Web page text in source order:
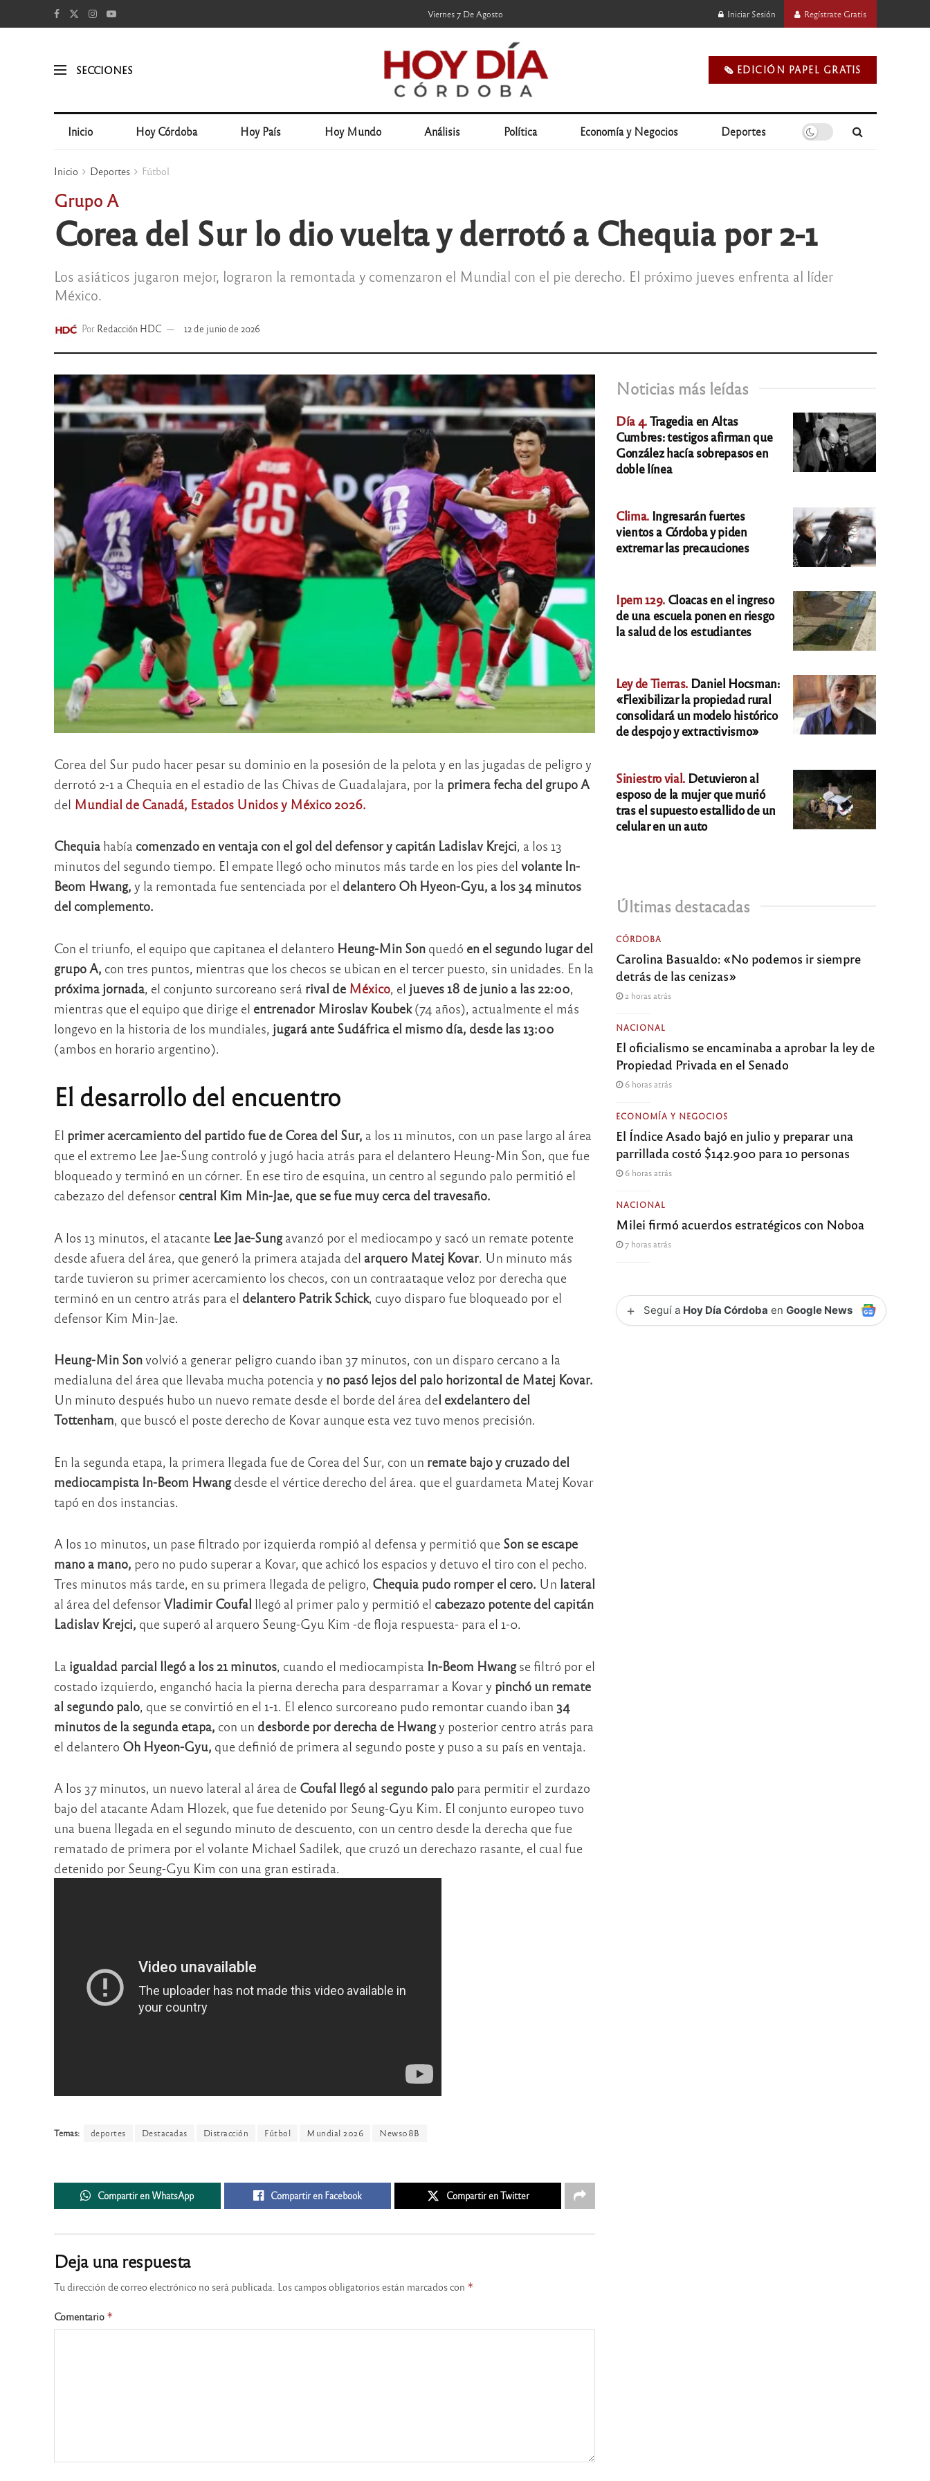
Viernes 7 De Agosto Iniciar Sesión Regístrate Gratis
SECCIONES 🗞️ EDICIÓN PAPEL GRATIS
Inicio Hoy Córdoba Hoy País Hoy Mundo Análisis Política Economía y Negocios Deportes
Inicio Deportes Fútbol
Grupo A
Corea del Sur lo dio vuelta y derrotó a Chequia por 2-1
Los asiáticos jugaron mejor, lograron la remontada y comenzaron el Mundial con el pie derecho. El próximo jueves enfrenta al líder
México.
Por Redacción HDC 12 de junio de 2026
Corea del Sur pudo hacer pesar su dominio en la posesión de la pelota y en las jugadas de peligro y
derrotó 2-1 a Chequia en el estadio de las Chivas de Guadalajara, por la primera fecha del grupo A
del Mundial de Canadá, Estados Unidos y México 2026.
Chequiahabía comenzado en ventaja con el gol del defensor y capitán Ladislav Krejci, a los 13
minutos del segundo tiempo. El empate llegó ocho minutos más tarde en los pies del volante In-
Beom Hwang, y la remontada fue sentenciada por el delantero Oh Hyeon-Gyu, a los 34 minutos
del complemento.
Con el triunfo, el equipo que capitanea el delantero Heung-Min Sonquedó en el segundo lugar del
grupo A, con tres puntos, mientras que los checos se ubican en el tercer puesto, sin unidades. En la
próxima jornada, el conjunto surcoreano será rival de México, el jueves 18 de junio a las 22:00,
mientras que el equipo que dirige el entrenador Miroslav Koubek(74 años), actualmente el más
longevo en la historia de los mundiales, jugará ante Sudáfrica el mismo día, desde las 13:00
(ambos en horario argentino).
El desarrollo del encuentro
El primer acercamiento del partido fue de Corea del Sur, a los 11 minutos, con un pase largo al área
que el extremo Lee Jae-Sung controló y jugó hacia atrás para el delantero Heung-Min Son, que fue
bloqueado y terminó en un córner. En ese tiro de esquina, un centro al segundo palo permitió el
cabezazo del defensor central Kim Min-Jae, que se fue muy cerca del travesaño.
A los 13 minutos, el atacante Lee Jae-Sungavanzó por el mediocampo y sacó un remate potente
desde afuera del área, que generó la primera atajada del arquero Matej Kovar. Un minuto más
tarde tuvieron su primer acercamiento los checos, con un contraataque veloz por derecha que
terminó en un centro atrás para el delantero Patrik Schick, cuyo disparo fue bloqueado por el
defensor Kim Min-Jae.
Heung-Min Sonvolvió a generar peligro cuando iban 37 minutos, con un disparo cercano a la
medialuna del área que llevaba mucha potencia y no pasó lejos del palo horizontal de Matej Kovar.
Un minuto después hubo un nuevo remate desde el borde del área del exdelantero del
Tottenham, que buscó el poste derecho de Kovar aunque esta vez tuvo menos precisión.
En la segunda etapa, la primera llegada fue de Corea del Sur, con un remate bajo y cruzado del
mediocampista In-Beom Hwangdesde el vértice derecho del área. que el guardameta Matej Kovar
tapó en dos instancias.
A los 10 minutos, un pase filtrado por izquierda rompió al defensa y permitió que Son se escape
mano a mano, pero no pudo superar a Kovar, que achicó los espacios y detuvo el tiro con el pecho.
Tres minutos más tarde, en su primera llegada de peligro, Chequia pudo romper el cero. Un lateral
al área del defensorVladimir Coufal llegó al primer palo y permitió el cabezazo potente del capitán
Ladislav Krejci, que superó al arquero Seung-Gyu Kim -de floja respuesta- para el 1-0.
La igualdad parcial llegó a los 21 minutos, cuando el mediocampista In-Beom Hwangse filtró por el
costado izquierdo, enganchó hacia la pierna derecha para desparramar a Kovar y pinchó un remate
al segundo palo, que se convirtió en el 1-1. El elenco surcoreano pudo remontar cuando iban 34
minutos de la segunda etapa, con un desborde por derecha de Hwangy posterior centro atrás para
el delantero Oh Hyeon-Gyu, que definió de primera al segundo poste y puso a su país en ventaja.
A los 37 minutos, un nuevo lateral al área de Coufal llegó al segundo palopara permitir el zurdazo
bajo del atacante Adam Hlozek, que fue detenido por Seung-Gyu Kim. El conjunto europeo tuvo
una buena llegada en el segundo minuto de descuento, con un centro desde la derecha que fue
rematado de primera por el volante Michael Sadilek, que cruzó un derechazo rasante, el cual fue
detenido por Seung-Gyu Kim con una gran estirada.
Temas: deportes Destacadas Distracción Fútbol Mundial 2026 News08B
Compartir en WhatsApp Compartir en Facebook Compartir en Twitter
Deja una respuesta
Tu dirección de correo electrónico no será publicada. Los campos obligatorios están marcados con *
Comentario *
Noticias más leídas
Día 4.Tragedia en Altas
Cumbres: testigos afirman que
González hacía sobrepasos en
doble línea
Clima. Ingresarán fuertes
vientos a Córdoba y piden
extremar las precauciones
Ipem 129. Cloacas en el ingreso
de una escuela ponen en riesgo
la salud de los estudiantes
Ley de Tierras. Daniel Hocsman:
«Flexibilizar la propiedad rural
consolidará un modelo histórico
de despojo y extractivismo»
Siniestro vial. Detuvieron al
esposo de la mujer que murió
tras el supuesto estallido de un
celular en un auto
Últimas destacadas
CÓRDOBA
Carolina Basualdo: «No podemos ir siempre
detrás de las cenizas»
2 horas atrás
NACIONAL
El oficialismo se encaminaba a aprobar la ley de
Propiedad Privada en el Senado
6 horas atrás
ECONOMÍA Y NEGOCIOS
El Índice Asado bajó en julio y preparar una
parrillada costó $142.900 para 10 personas
6 horas atrás
NACIONAL
Milei firmó acuerdos estratégicos con Noboa
7 horas atrás
+ Seguí a Hoy Día Córdoba enGoogle News